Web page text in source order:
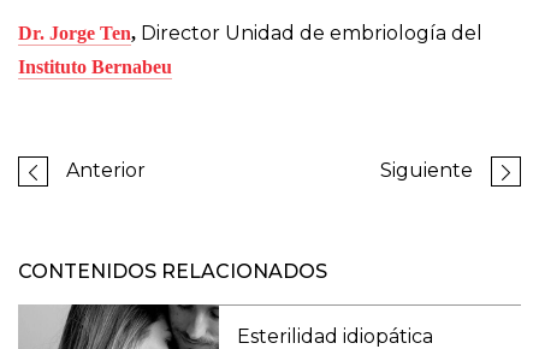
Dr. Jorge Ten, Director Unidad de embriología del
Instituto Bernabeu
Anterior Siguiente
CONTENIDOS RELACIONADOS
Esterilidad idiopática